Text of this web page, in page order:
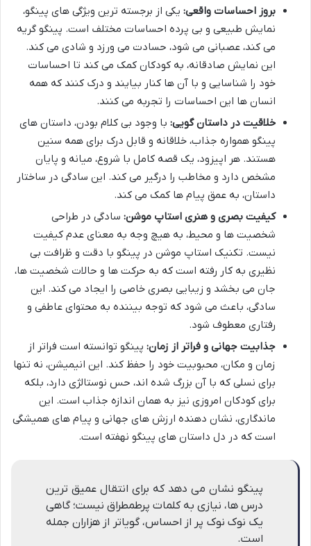
بروز احساسات واقعی: یکی از برجسته ترین ویژگی های پینگو،
نمایش طبیعی و بی پرده احساسات مختلف است. پینگو گریه
می کند، عصبانی می شود، حسادت می ورزد و شادی می کند.
این نمایش صادقانه، به کودکان کمک می کند تا احساسات
خود را شناسایی و با آن ها کنار بیایند و درک کنند که همه
انسان ها این احساسات را تجربه می کنند.
خلاقیت در داستان گویی: با وجود بی کلام بودن، داستان های
پینگو همواره جذاب، خلاقانه و قابل درک برای همه سنین
هستند. هر اپیزود، یک قصه کامل با شروع، میانه و پایان
مشخص دارد و مخاطب را درگیر می کند. این سادگی در ساختار
داستان، به عمق پیام ها کمک می کند.
کیفیت بصری و هنری استاپ موشن: سادگی در طراحی
شخصیت ها و محیط، به هیچ وجه به معنای عدم کیفیت
نیست. تکنیک استاپ موشن در پینگو با دقت و ظرافت بی
نظیری به کار رفته است که به حرکت ها و حالات شخصیت ها،
جان می بخشد و زیبایی بصری خاصی را ایجاد می کند. این
سادگی، باعث می شود که توجه بیننده به محتوای عاطفی و
رفتاری معطوف شود.
جذابیت جهانی و فراتر از زمان: پینگو توانسته است فراتر از
زمان و مکان، محبوبیت خود را حفظ کند. این انیمیشن، نه تنها
برای نسلی که با آن بزرگ شده اند، حس نوستالژی دارد، بلکه
برای کودکان امروزی نیز به همان اندازه جذاب است. این
ماندگاری، نشان دهنده ارزش های جهانی و پیام های همیشگی
است که در دل داستان های پینگو نهفته است.
پینگو نشان می دهد که برای انتقال عمیق ترین
درس ها، نیازی به کلمات پرطمطراق نیست؛ گاهی
یک نوک نوک پر از احساس، گویاتر از هزاران جمله
است.